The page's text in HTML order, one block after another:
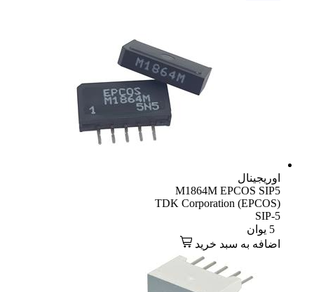
اوریجینال
M1864M EPCOS SIP5
TDK Corporation (EPCOS)
SIP-5
5 یوان
اضافه به سبد خرید